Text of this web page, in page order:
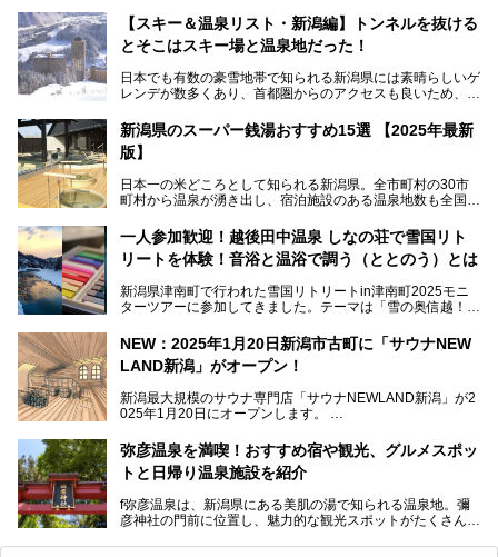
【スキー＆温泉リスト・新潟編】トンネルを抜ける
とそこはスキー場と温泉地だった！
日本でも有数の豪雪地帯で知られる新潟県には素晴らしいゲ
レンデが数多くあり、首都圏からのアクセスも良いため、関
た全域にわたって月岡、赤倉、松之山、燕、妙高、岩室など
など、古くは文豪にも愛された歴史ある老舗温泉地が多いこ
とで知られています。
めに訪れたい、新潟県内にあるスキー場そばの温泉地をまと
めました。
新潟県のスーパー銭湯おすすめ15選 【2025年最新
版】
日本一の米どころとして知られる新潟県。全市町村の30市
町村から温泉が湧き出し、宿泊施設のある温泉地数も全国有
温泉が利用ができる宿泊施設も多く、スーパー銭湯も多彩な
サービスを提供する施設がいろいろ。
観光やレジャーに温泉を組み合わせれば、旅はさらに充実し
します。
一人参加歓迎！越後田中温泉 しなの荘で雪国リト
リートを体験！音浴と温浴で調う（ととのう）とは
新潟県津南町で行われた雪国リトリートin津南町2025モニ
ターツアーに参加してきました。テーマは「雪の奥信越！音
温泉ライターとして「温浴」は頻繁に体験していますが、
「音浴」とは果たしてどんな体験なのでしょう？とても気に
なお、宿泊した温泉は日帰り入浴もできる秘湯「越後田中温
泉 しなの荘」です。こちらについても詳しく紹介します。
提供元：一般社団法人 雪国観光舎【PR】
NEW：2025年1月20日新潟市古町に「サウナNEW
LAND新潟」がオープン！
新潟最大規模のサウナ専門店「サウナNEWLAND新潟」が2
025年1月20日にオープンします。
街に再び笑顔と賑わいを取り戻し、新たなランドマークとし
て地域活性化を目指します。
サウナ室のテーマは「海賊船」‥⁉ ユニークなサウナ室を
弥彦温泉を満喫！おすすめ宿や観光、グルメスポッ
トと日帰り温泉施設を紹介
f弥彦温泉は、新潟県にある美肌の湯で知られる温泉地。彌
彦神社の門前に位置し、魅力的な観光スポットがたくさんあ